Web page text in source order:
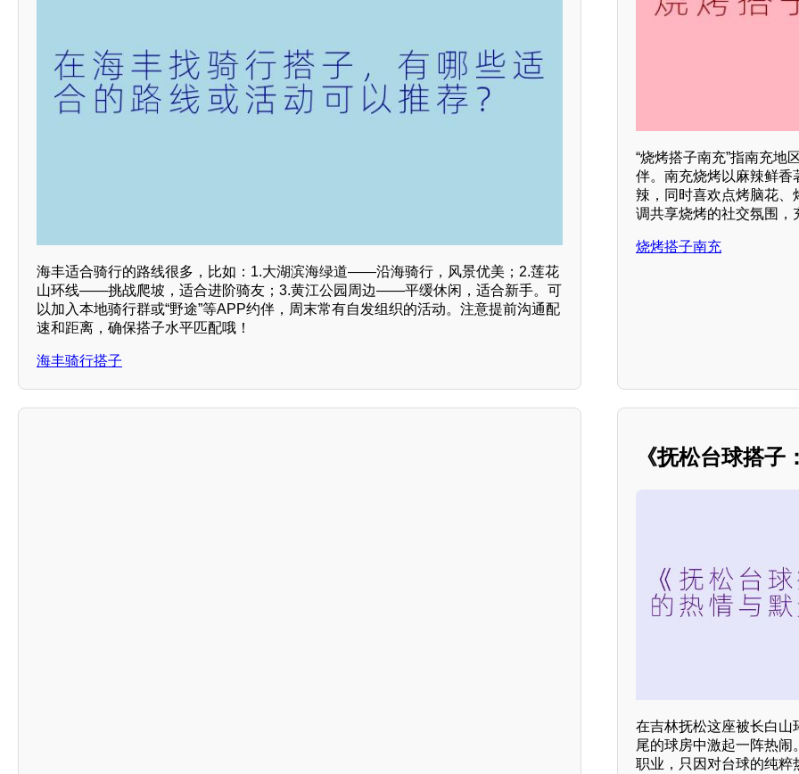
海丰适合骑行的路线很多，比如：1.大湖滨海绿道——沿海骑行，风景优美；2.莲花
山环线——挑战爬坡，适合进阶骑友；3.黄江公园周边——平缓休闲，适合新手。可
以加入本地骑行群或“野途”等APP约伴，周末常有自发组织的活动。注意提前沟通配
速和距离，确保搭子水平匹配哦！
海丰骑行搭子
“烧烤搭子南充”指南充地
伴。南充烧烤以麻辣鲜香
辣，同时喜欢点烤脑花、
调共享烧烤的社交氛围，
烧烤搭子南充
《抚松台球搭
在吉林抚松这座被长白山
尾的球房中激起一阵热闹
职业，只因对台球的纯粹